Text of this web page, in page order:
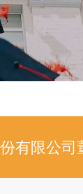
有限公司